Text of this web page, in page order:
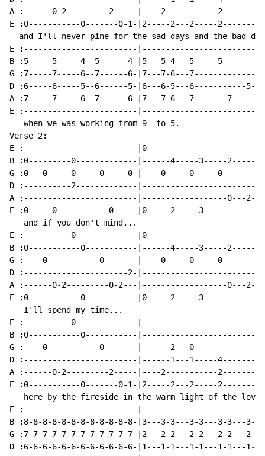
A :------0-2---------2-----|----2-----------2-------|
E :0-----------0-------0-1-|2-----2---2-----2-------|
and I'll never pine for the sad days and the bad
E :------------------------|------------------------|
B :5-----5-----4--5------4-|5---5-4---5-----5-------|
G :7-----7-----6--7------6-|7---7-6---7-------------|
D :6-----6-----5--6------5-|6---6-5---6-----------5-|
A :7-----7-----6--7------6-|7---7-6---7-------7-----|
E :------------------------|------------------------|
   when we was working from 9  to 5.
Verse 2:
E :------------------------|0-----------------------|
B :0---------0-------------|------4-----3-----2-----|
G :0---0-----0-----0-----0-|----0-----0-----0-------|
D :----------2-------------|------------------------|
A :------------------------|------------------0---2-|
E :0-----0-----------0-----|0-----2-----3-----------|
   and if you don't mind...
E :----------0-------------|0-----------------------|
B :0-----------0-----------|------4-----3-----2-----|
G :----0-----------0-------|----0-----0-----0-------|
D :----------------------2-|------------------------|
A :------0-2---------0-2---|------------------0---2-|
E :0-----------0-----------|0-----2-----3-----------|
   I'll spend my time...
E :----------0-------------|------------------------|
B :0-----------0-----------|------------------------|
G :----0-----------0-------|------2---0-------------|
D :------------------------|------1---1-----4-------|
A :------0-2---------2-----|----2-----------2-------|
E :0-----------0-------0-1-|2-----2---2-----2-------|
here by the fireside in the warm light of the love
E :------------------------|------------------------|
B :8-8-8-8-8-8-8-8-8-8-8-8-|3---3-3---3-3---3-3---3-|
G :7-7-7-7-7-7-7-7-7-7-7-7-|2---2-2---2-2---2-2---2-|
D :6-6-6-6-6-6-6-6-6-6-6-6-|1---1-1---1-1---1-1---1-|